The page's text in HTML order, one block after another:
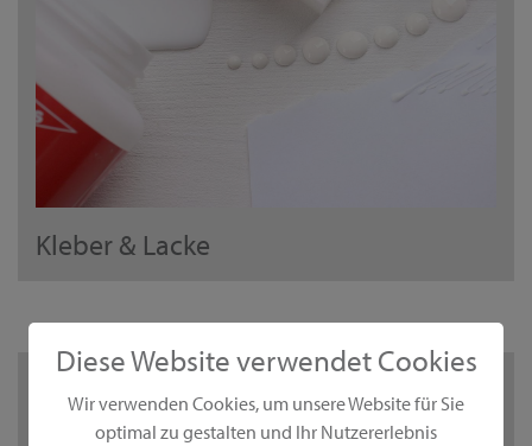
Diese Website verwendet Cookies
Wir verwenden Cookies, um unsere Website für Sie
optimal zu gestalten und Ihr Nutzererlebnis
Kleber & Lacke